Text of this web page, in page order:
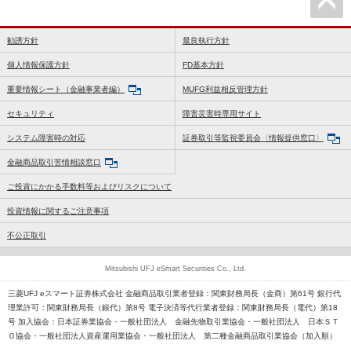
勧誘方針 最良執行方針
個人情報保護方針 FD基本方針
重要情報シート（金融事業者編） MUFG利益相反管理方針
セキュリティ 障害災害時専用サイト
システム障害時の対応 証券取引等監視委員会〈情報提供窓口〉
金融商品取引苦情相談窓口
ご投資にかかる手数料等およびリスクについて
投資情報に関するご注意事項
不公正取引
三菱UFJ eスマート証券株式会社 金融商品取引業者登録：関東財務局長（金商）第61号 銀行代
理業許可：関東財務局長（銀代）第8号 電子決済等代行業者登録：関東財務局長（電代）第18
号 加入協会：日本証券業協会・一般社団法人 金融先物取引業協会・一般社団法人 日本ＳＴ
Ｏ協会・一般社団法人資産運用業協会・一般社団法人 第二種金融商品取引業協会（加入順）
Mitsubishi UFJ eSmart Securities Co., Ltd.